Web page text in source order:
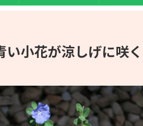
小花が涼しげに咲く